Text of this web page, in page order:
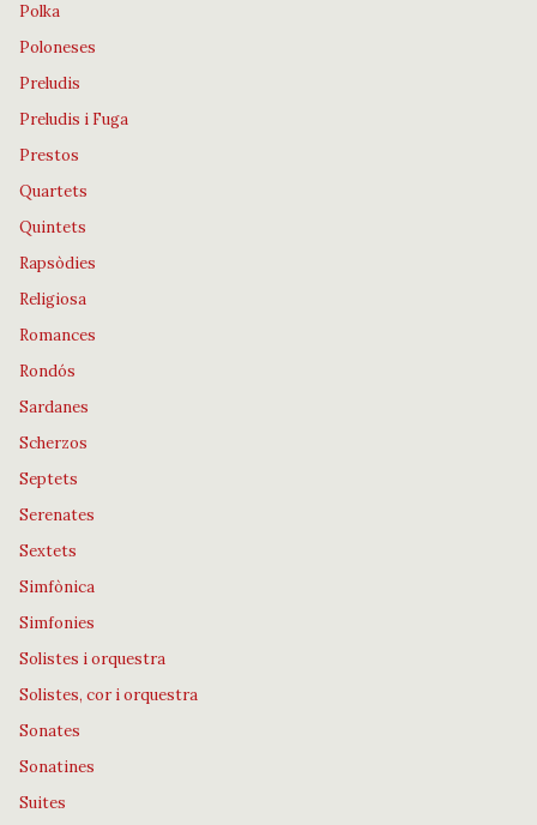
Polka
Poloneses
Preludis
Preludis i Fuga
Prestos
Quartets
Quintets
Rapsòdies
Religiosa
Romances
Rondós
Sardanes
Scherzos
Septets
Serenates
Sextets
Simfònica
Simfonies
Solistes i orquestra
Solistes, cor i orquestra
Sonates
Sonatines
Suites